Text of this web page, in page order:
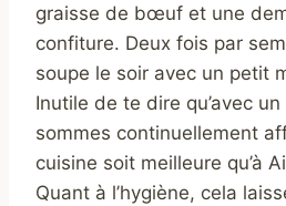
graisse de bœuf et une
confiture. Deux fois par
soupe le soir avec un petit
Inutile de te dire qu’avec
sommes continuellement
cuisine soit meilleure qu’à
Quant à l’hygiène, cela